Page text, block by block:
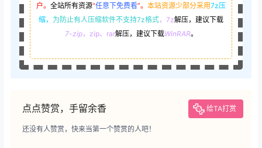
户。 全站所有资源“任意下免费看”。 本站资源少部分采用7z压
缩， 为防止有人压缩软件不支持7z格式，7z解压，建议下载
7-zip，zip、rar解压，建议下载WinRAR。
点点赞赏，手留余香 给TA打赏
还没有人赞赏，快来当第一个赞赏的人吧！